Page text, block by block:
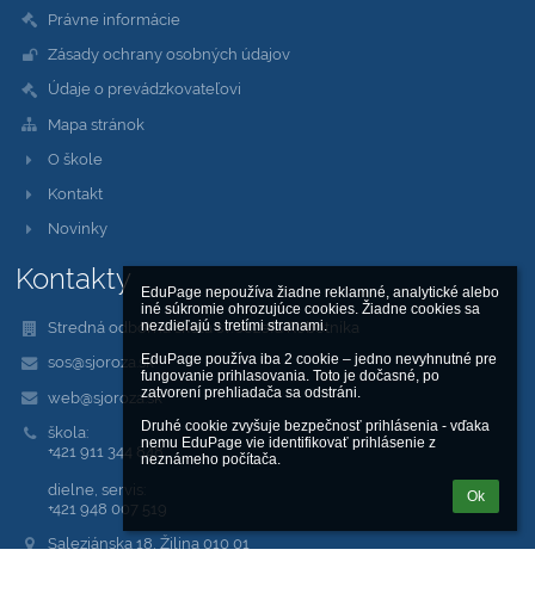
EduPage nepoužíva žiadne reklamné, analytické alebo
iné súkromie ohrozujúce cookies. Žiadne cookies sa
nezdieľajú s tretími stranami.
EduPage používa iba 2 cookie – jedno nevyhnutné pre
fungovanie prihlasovania. Toto je dočasné, po
zatvorení prehliadača sa odstráni.
Druhé cookie zvyšuje bezpečnosť prihlásenia - vďaka
nemu EduPage vie identifikovať prihlásenie z
neznámeho počítača.
Ok
Právne informácie
Zásady ochrany osobných údajov
Údaje o prevádzkovateľovi
Mapa stránok
O škole
Kontakt
Novinky
Kontakty
Stredná odborná škola sv. Jozefa Robotníka
sos@sjoroza.sk
web@sjoroza.sk
škola:
+421 911 344 848
dielne, servis:
+421 948 007 519
Saleziánska 18, Žilina 010 01